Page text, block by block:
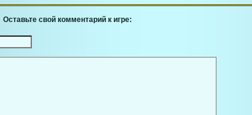
Оставьте свой комментарий к игре: